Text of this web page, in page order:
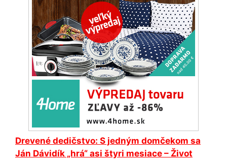
Drevené dedičstvo: S jedným domčekom sa
Ján Dávidík „hrá“ asi štyri mesiace – Život